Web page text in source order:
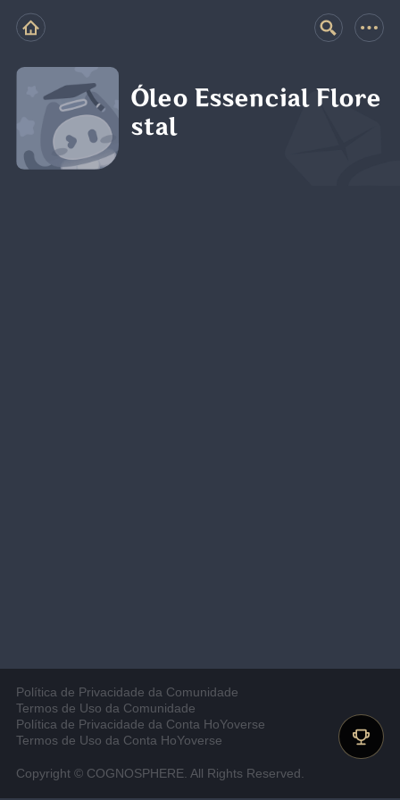
Óleo Essencial Flore
stal
Política de Privacidade da Comunidade
Termos de Uso da Comunidade
Política de Privacidade da Conta HoYoverse
Termos de Uso da Conta HoYoverse
Copyright © COGNOSPHERE. All Rights Reserved.